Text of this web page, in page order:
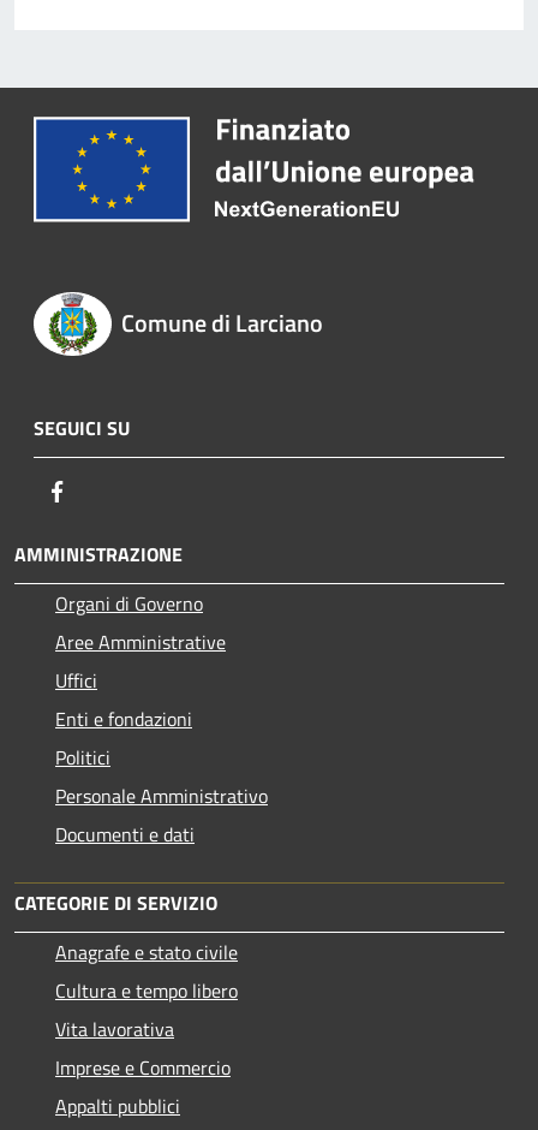
Comune di Larciano
SEGUICI SU
AMMINISTRAZIONE
Organi di Governo
Aree Amministrative
Uffici
Enti e fondazioni
Politici
Personale Amministrativo
Documenti e dati
CATEGORIE DI SERVIZIO
Anagrafe e stato civile
Cultura e tempo libero
Vita lavorativa
Imprese e Commercio
Appalti pubblici